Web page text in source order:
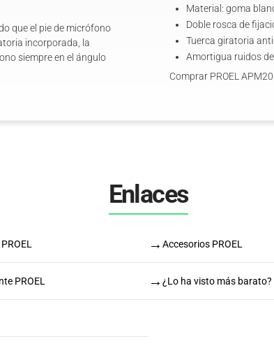
que el pie de micrófono
incorporada, la
siempre en el ángulo
Material: goma
Doble rosca de
Tuerca giratoria
Amortigua ruidos
Comprar PROEL APM20
Enlaces
→ Accesorios PROEL
PROEL → ¿Lo ha visto más barato?